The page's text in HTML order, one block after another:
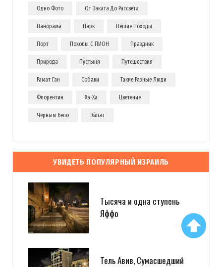
Одно Фото От Заката До Рассвета
Панорама Парк Пешие Походы
Порт Походы С ПИОН Праздник
Природа Пустыня Путешествия
Рамат Ган Собаки Такие Разные Люди
Флорентин Ха-Ха Цветение
Черным-Бело Эйлат
УВИДЕТЬ ПОПУЛЯРНЫЙ ИЗРАИЛЬ
Тысяча и одна ступень
Яффо
Тель Авив, Сумасшедший